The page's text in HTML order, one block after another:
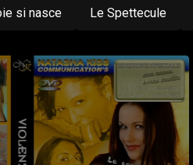
si nasce Le Spettecule